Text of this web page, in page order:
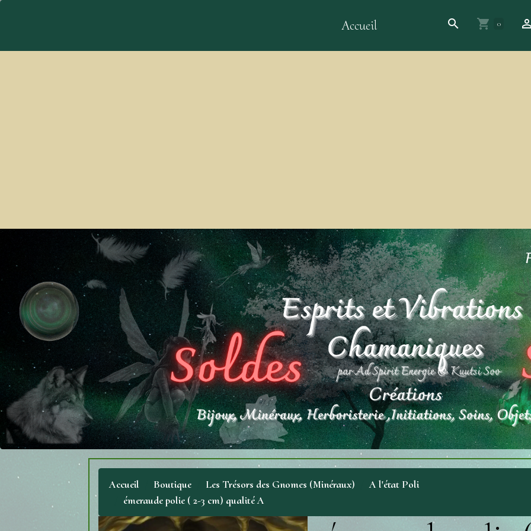
Accueil 0
Accueil Boutique Les Trésors des Gnomes (Minéraux)
A l'état Poli
émeraude polie ( 2-3 cm) qualité A